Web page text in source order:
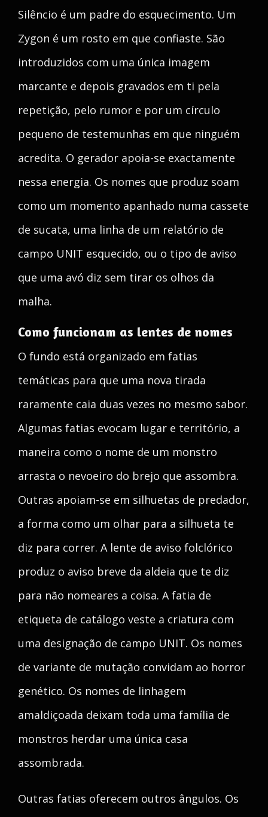
Silêncio é um padre do esquecimento. Um
Zygon é um rosto em que confiaste. São
introduzidos com uma única imagem
marcante e depois gravados em ti pela
repetição, pelo rumor e por um círculo
pequeno de testemunhas em que ninguém
acredita. O gerador apoia-se exactamente
nessa energia. Os nomes que produz soam
como um momento apanhado numa cassete
de sucata, uma linha de um relatório de
campo UNIT esquecido, ou o tipo de aviso
que uma avó diz sem tirar os olhos da
malha.
Como funcionam as lentes de nomes
O fundo está organizado em fatias
temáticas para que uma nova tirada
raramente caia duas vezes no mesmo sabor.
Algumas fatias evocam lugar e território, a
maneira como o nome de um monstro
arrasta o nevoeiro do brejo que assombra.
Outras apoiam-se em silhuetas de predador,
a forma como um olhar para a silhueta te
diz para correr. A lente de aviso folclórico
produz o aviso breve da aldeia que te diz
para não nomeares a coisa. A fatia de
etiqueta de catálogo veste a criatura com
uma designação de campo UNIT. Os nomes
de variante de mutação convidam ao horror
genético. Os nomes de linhagem
amaldiçoada deixam toda uma família de
monstros herdar uma única casa
assombrada.
Outras fatias oferecem outros ângulos. Os